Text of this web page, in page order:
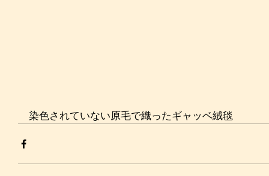
染色されていない原毛で織ったギャッベ絨毯